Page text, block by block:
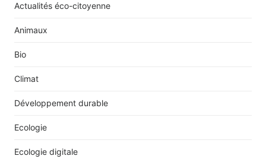
Actualités éco-citoyenne
Animaux
Bio
Climat
Développement durable
Ecologie
Ecologie digitale